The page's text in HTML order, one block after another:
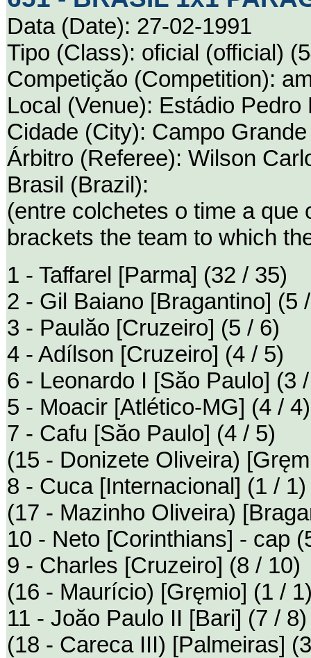
Data (Date): 27-02-1991
Tipo (Class): oficial (official)
Competiçăo (Competition):
Local (Venue): Estádio Pedro
Cidade (City): Campo
Árbitro (Referee): Wilson
Brasil (Brazil):
(entre colchetes o time a que
brackets the team to which
1 - Taffarel [Parma] (32 / 35)
2 - Gil Baiano [Bragantino] (5
3 - Paulăo [Cruzeiro] (5 / 6)
4 - Adílson [Cruzeiro] (4 / 5)
6 - Leonardo I [Săo Paulo] (3
5 - Moacir [Atlético-MG] (4 / 4)
7 - Cafu [Săo Paulo] (4 / 5)
(15 - Donizete Oliveira)
8 - Cuca [Internacional] (1 / 1)
(17 - Mazinho Oliveira)
10 - Neto [Corinthians] - cap
9 - Charles [Cruzeiro] (8 / 10)
(16 - Maurício) [Gręmio] (1 /
11 - Joăo Paulo II [Bari] (7 / 8)
(18 - Careca III) [Palmeiras]